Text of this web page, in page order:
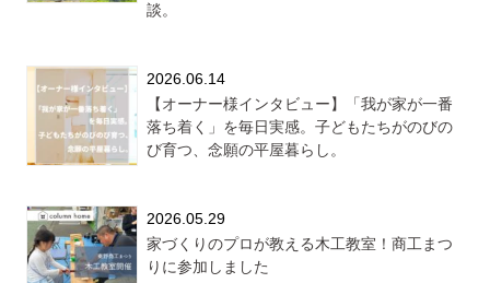
談。
2026.06.14
【オーナー様インタビュー】「我が家が一番
落ち着く」を毎日実感。子どもたちがのびの
び育つ、念願の平屋暮らし。
2026.05.29
家づくりのプロが教える木工教室！商工まつ
りに参加しました